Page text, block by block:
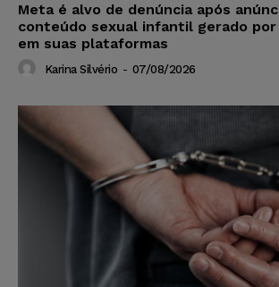
Meta é alvo de denúncia após
conteúdo sexual infantil gerado por
em suas plataformas
Karina Silvério - 07/08/2026